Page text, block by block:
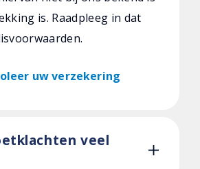
is. Raadpleeg in dat
uw verzekering
veel